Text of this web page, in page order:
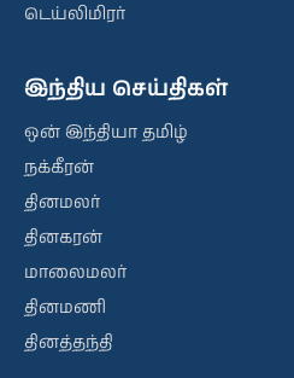
டெய்லிமிரர்
இந்திய செய்திகள்
ஒன் இந்தியா தமிழ்
நக்கீரன்
தினமலர்
தினகரன்
மாலைமலர்
தினமணி
தினத்தந்தி